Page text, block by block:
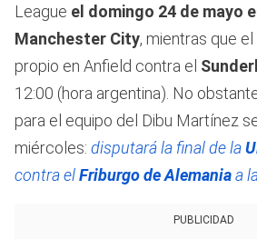
League el domingo 24 de mayo
Manchester City, mientras que
propio en Anfield contra el
12:00 (hora argentina). No
para el equipo del Dibu Martínez
miércoles: disputará la final de la
contra elFriburgo de Alemaniaa
PUBLICIDAD